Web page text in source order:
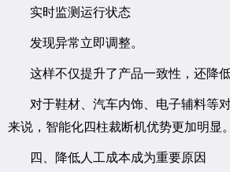
实时监测运行状态
发现异常立即调整。
这样不仅提升了产品一致性，还降
对于鞋材、汽车内饰、电子辅料等
来说，智能化四柱裁断机优势更加明显。
四、降低人工成本成为重要原因